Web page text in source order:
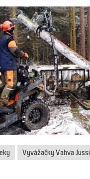
Vyvážačky Vahva Jussi